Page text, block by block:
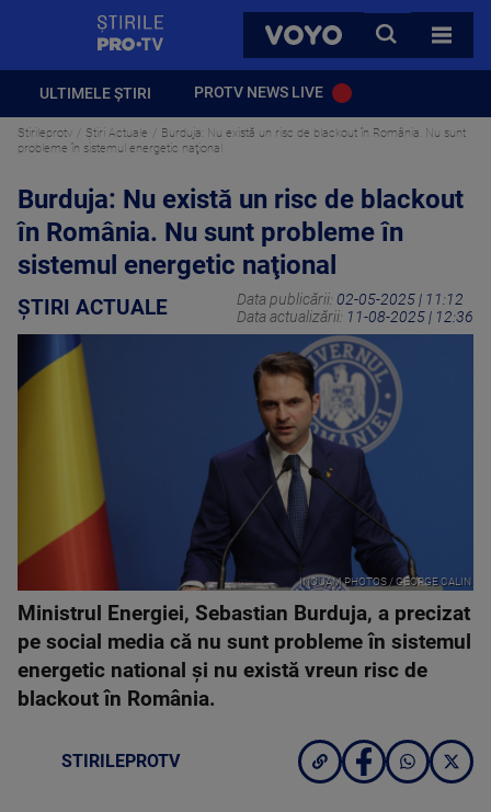
VOYO
CAUTA
TOATE
ULTIMELE ȘTIRI PROTV NEWS LIVE
Stirileprotv Știri Actuale
Burduja: Nu există un risc de blackout în România. Nu sunt
probleme în sistemul energetic naţional
Burduja: Nu există un risc de blackout
în România. Nu sunt probleme în
sistemul energetic naţional
ȘTIRI ACTUALE Data publicării: 02-05-2025 | 11:12
Data actualizării: 11-08-2025 | 12:36
INQUAM PHOTOS / GEORGE CALIN
Ministrul Energiei, Sebastian Burduja, a precizat
pe social media că nu sunt probleme în sistemul
energetic national și nu există vreun risc de
blackout în România.
STIRILEPROTV